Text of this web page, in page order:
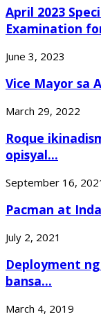
April 2023
Examination
June 3, 2023
Vice Mayor sa
March 29, 2022
Roque
opisyal...
September 16,
Pacman at
July 2, 2021
Deployment
bansa...
March 4, 2019